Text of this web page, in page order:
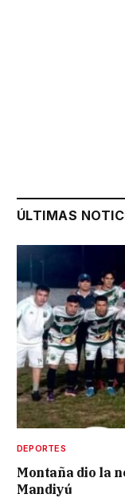
ÚLTIMAS
DEPORTES
Montaña dio la
Mandiyú